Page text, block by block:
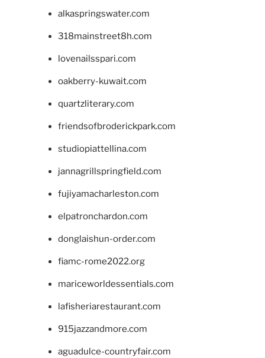
alkaspringswater.com
318mainstreet8h.com
lovenailsspari.com
oakberry-kuwait.com
quartzliterary.com
friendsofbroderickpark.com
studiopiattellina.com
jannagrillspringfield.com
fujiyamacharleston.com
elpatronchardon.com
donglaishun-order.com
fiamc-rome2022.org
mariceworldessentials.com
lafisheriarestaurant.com
915jazzandmore.com
aguadulce-countryfair.com